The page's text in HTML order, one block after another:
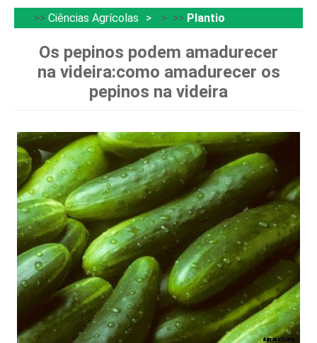
>> Ciências Agrícolas > >> Plantio
Os pepinos podem amadurecer
na videira:como amadurecer os
pepinos na videira